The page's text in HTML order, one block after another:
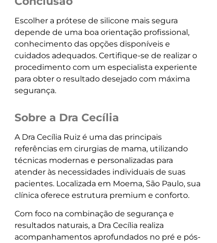
Escolher a prótese de silicone mais segura
depende de uma boa orientação profissional,
conhecimento das opções disponíveis e
cuidados adequados. Certifique-se de realizar o
procedimento com um especialista experiente
para obter o resultado desejado com máxima
segurança.
Sobre a Dra Cecília
A Dra Cecília Ruiz é uma das principais
referências em cirurgias de mama, utilizando
técnicas modernas e personalizadas para
atender às necessidades individuais de suas
pacientes. Localizada em Moema, São Paulo, sua
clínica oferece estrutura premium e conforto.
Com foco na combinação de segurança e
resultados naturais, a Dra Cecília realiza
acompanhamentos aprofundados no pré e pós-